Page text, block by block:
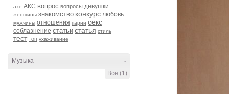
axe АКС вопрос вопросы девушки
женщины знакомство конкурс любовь
мужчины отношения парни секс
соблазнение статьи статья стиль
тест топ ухаживание
-
Музыка
Все (1)